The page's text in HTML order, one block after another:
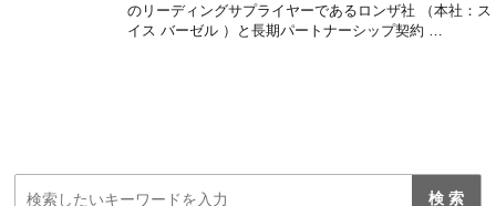
のリーディングサプライヤーであるロンザ社 （本社：ス
イス バーゼル ）と長期パートナーシップ契約 …